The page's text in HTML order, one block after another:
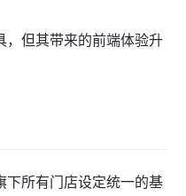
，但其带来的前端体验升
下所有门店设定统一的基